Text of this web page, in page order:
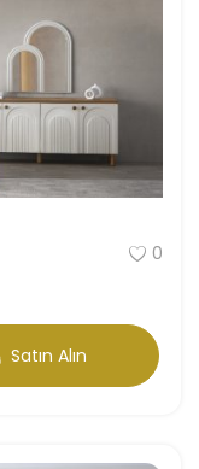
0
Satın Alın